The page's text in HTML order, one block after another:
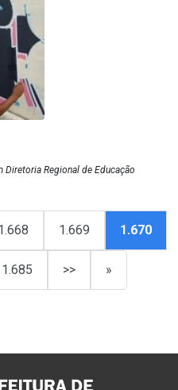
Regional de Educação
1.669 1.670
1.685 >> »